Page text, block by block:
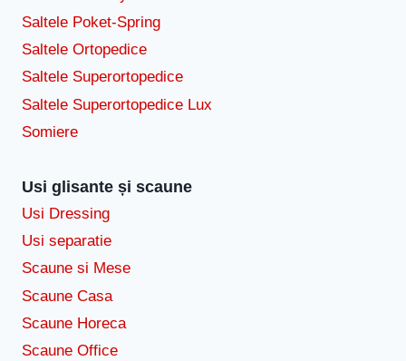
Saltele Poket-Spring
Saltele Ortopedice
Saltele Superortopedice
Saltele Superortopedice Lux
Somiere
Usi glisante și scaune
Usi Dressing
Usi separatie
Scaune si Mese
Scaune Casa
Scaune Horeca
Scaune Office